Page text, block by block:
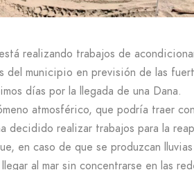
realizando trabajos de
del municipio en previsión de las
días por la llegada de una Dana.
atmosférico, que podría traer
decidido realizar trabajos para la
en caso de que se produzcan
al mar sin concentrarse en las